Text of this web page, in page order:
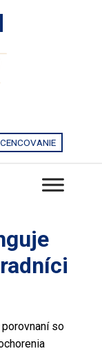
porovnaní so